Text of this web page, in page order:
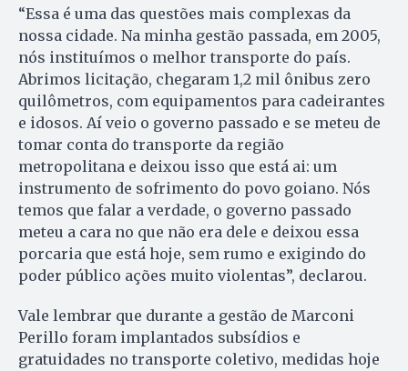
“Essa é uma das questões mais complexas da
nossa cidade. Na minha gestão passada, em 2005,
nós instituímos o melhor transporte do país.
Abrimos licitação, chegaram 1,2 mil ônibus zero
quilômetros, com equipamentos para cadeirantes
e idosos. Aí veio o governo passado e se meteu de
tomar conta do transporte da região
metropolitana e deixou isso que está ai: um
instrumento de sofrimento do povo goiano. Nós
temos que falar a verdade, o governo passado
meteu a cara no que não era dele e deixou essa
porcaria que está hoje, sem rumo e exigindo do
poder público ações muito violentas”, declarou.
Vale lembrar que durante a gestão de Marconi
Perillo foram implantados subsídios e
gratuidades no transporte coletivo, medidas hoje